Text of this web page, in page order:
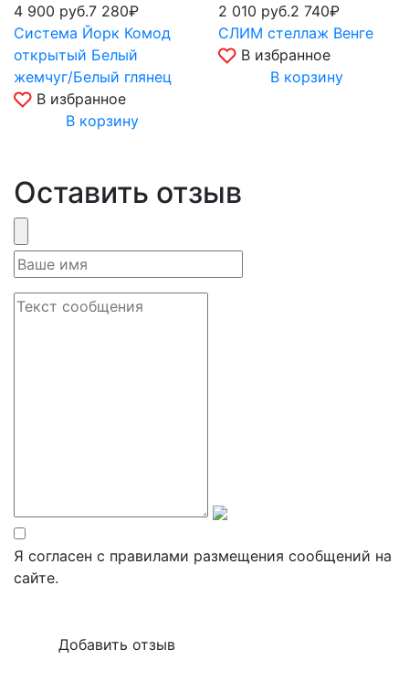
4 900 руб.7 280₽
Система Йорк Комод
открытый Белый
жемчуг/Белый глянец
В избранное
В корзину
2 010 руб.2 740₽
СЛИМ стеллаж Венге
В избранное
В корзину
Оставить отзыв
Я согласен с правилами размещения сообщений на
сайте.